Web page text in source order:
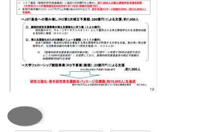
共有: